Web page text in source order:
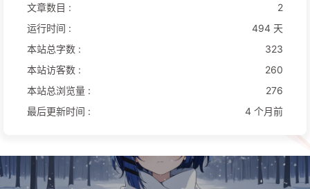
文章数目 :
2
运行时间 :
494 天
本站总字数 :
323
本站访客数 :
260
本站总浏览量 :
276
最后更新时间 :
4 个月前